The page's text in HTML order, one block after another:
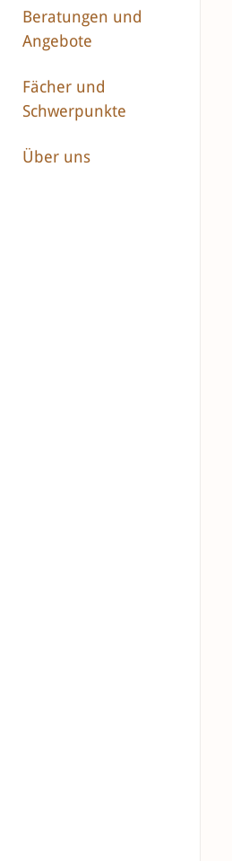
Beratungen und
Angebote
Fächer und
Schwerpunkte
Über uns